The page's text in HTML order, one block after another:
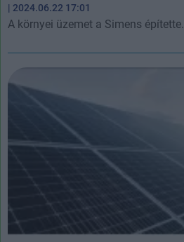
| 2024.06.22 17:01
A környei üzemet a Simens építette.